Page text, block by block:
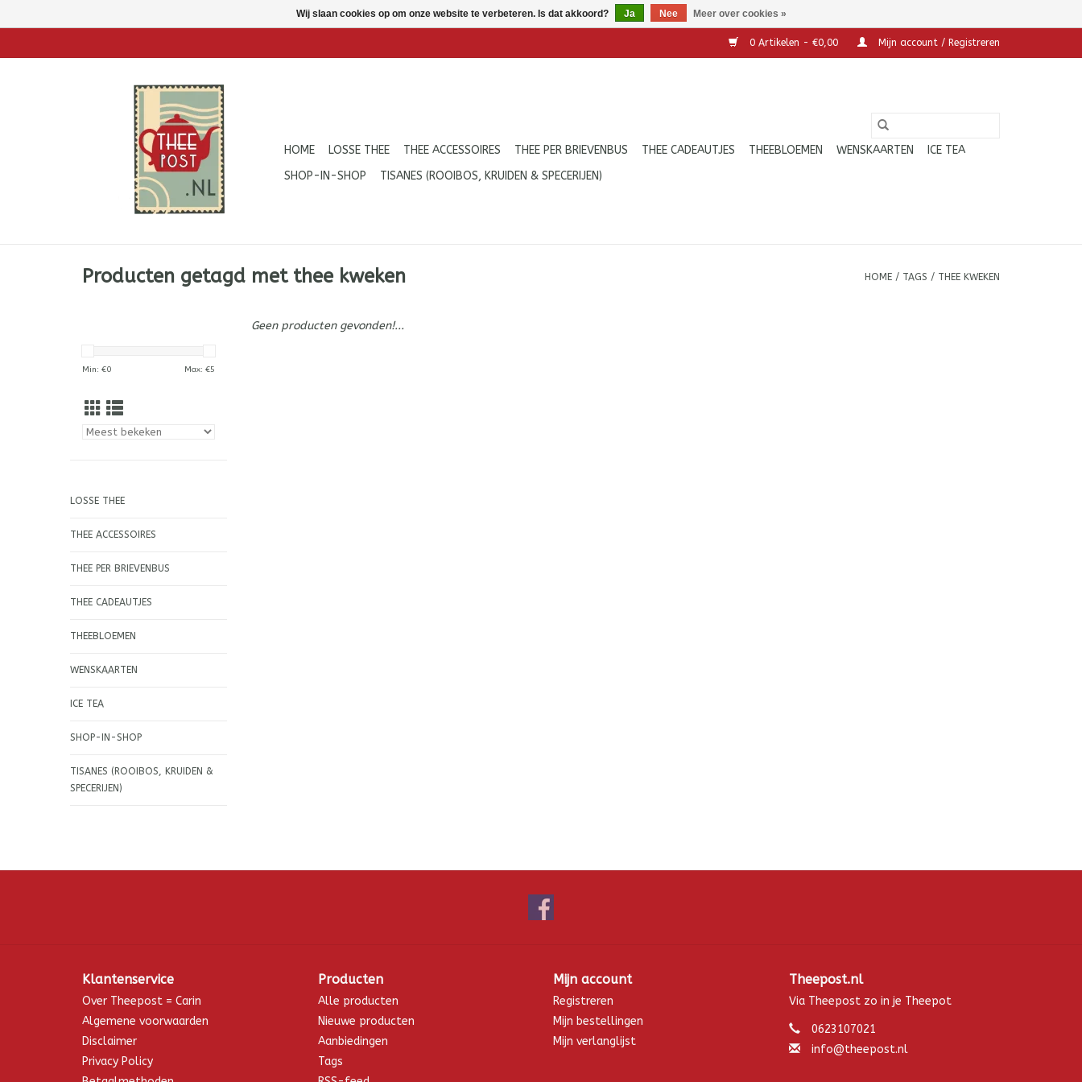
0 Artikelen - €0,00 Mijn account / Registreren
HOME LOSSE THEE THEE ACCESSOIRES THEE PER BRIEVENBUS THEE CADEAUTJES THEEBLOEMEN WENSKAARTEN
ICE TEA
SHOP-IN-SHOP
TISANES (ROOIBOS, KRUIDEN & SPECERIJEN)
Producten getagd met thee kweken HOME / TAGS / THEE KWEKEN
Min: €0 Max: €5
LOSSE THEE
THEE ACCESSOIRES
THEE PER BRIEVENBUS
THEE CADEAUTJES
THEEBLOEMEN
WENSKAARTEN
ICE TEA
SHOP-IN-SHOP
TISANES (ROOIBOS, KRUIDEN &
SPECERIJEN)
Geen producten gevonden!...
Klantenservice
Over Theepost = Carin
Algemene voorwaarden
Disclaimer
Privacy Policy
Producten
Alle producten
Nieuwe producten
Aanbiedingen
Tags
Mijn account
Registreren
Mijn bestellingen
Mijn verlanglijst
Theepost.nl
Via Theepost zo in je Theepot
0623107021
info@theepost.nl
Wij slaan cookies op om onze website te verbeteren. Is dat akkoord? Ja Nee Meer over cookies »